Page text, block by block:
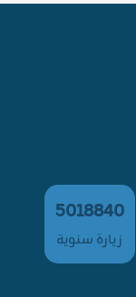
5018840
زيارة سنوية